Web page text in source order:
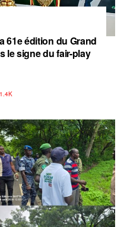
61e édition du Grand
le signe du fair-play